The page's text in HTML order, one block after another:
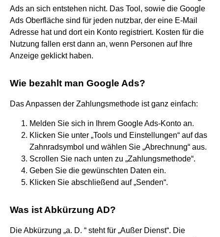
Ads an sich entstehen nicht. Das Tool, sowie die Google
Ads Oberfläche sind für jeden nutzbar, der eine E-Mail
Adresse hat und dort ein Konto registriert. Kosten für die
Nutzung fallen erst dann an, wenn Personen auf Ihre
Anzeige geklickt haben.
Wie bezahlt man Google Ads?
Das Anpassen der Zahlungsmethode ist ganz einfach:
Melden Sie sich in Ihrem Google Ads-Konto an.
Klicken Sie unter „Tools und Einstellungen“ auf das
Zahnradsymbol und wählen Sie „Abrechnung“ aus.
Scrollen Sie nach unten zu „Zahlungsmethode“.
Geben Sie die gewünschten Daten ein.
Klicken Sie abschließend auf „Senden“.
Was ist Abkürzung AD?
Die Abkürzung „a. D. “ steht für „Außer Dienst“. Die